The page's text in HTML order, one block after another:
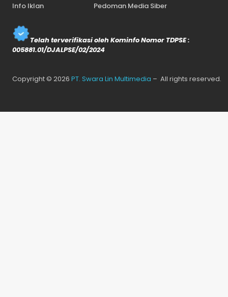
Info Iklan
Pedoman Media Siber
Telah terverifikasi oleh Kominfo Nomor TDPSE :
005881.01/DJALPSE/02/2024
Copyright © 2026 PT. Swara Lin Multimedia – All rights reserved.